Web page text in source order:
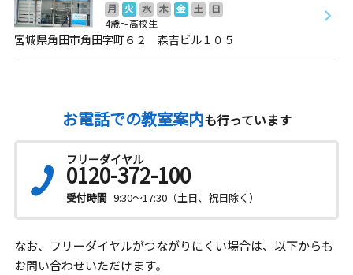
月 火 水 木 金 土
日
4歳～高校生
宮城県角田市角田字町６２ 森吉ビル１０５
お電話での教室案内も行っています
フリーダイヤル
0120-372-100
受付時間 9:30～17:30（土日、祝日除く）
なお、フリーダイヤルがつながりにくい場合は、以下からも
お問い合わせいただけます。